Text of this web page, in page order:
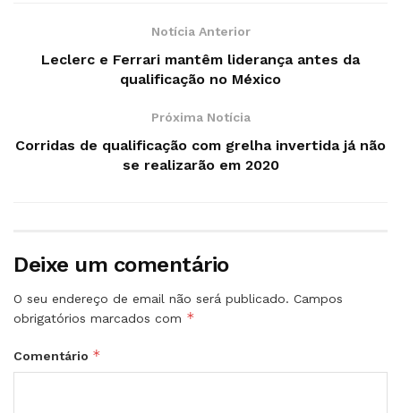
Notícia Anterior
Leclerc e Ferrari mantêm liderança antes da
qualificação no México
Próxima Notícia
Corridas de qualificação com grelha invertida já não
se realizarão em 2020
Deixe um comentário
O seu endereço de email não será publicado. Campos
obrigatórios marcados com *
Comentário *